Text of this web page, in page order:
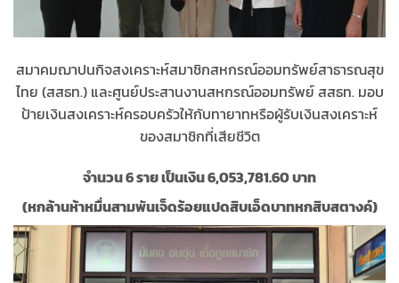
สมาคมฌาปนกิจสงเคราะห์สมาชิกสหกรณ์ออมทรัพย์สาธารณสุข
ไทย (สสธท.) และศูนย์ประสานงานสหกรณ์ออมทรัพย์ สสธท. มอบ
ป้ายเงินสงเคราะห์ครอบครัวให้กับทายาทหรือผู้รับเงินสงเคราะห์
ของสมาชิกที่เสียชีวิต
จำนวน 6 ราย เป็นเงิน 6,053,781.60 บาท
(หกล้านห้าหมื่นสามพันเจ็ดร้อยแปดสิบเอ็ดบาทหกสิบสตางค์)